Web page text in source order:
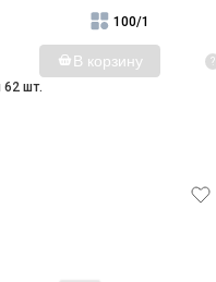
100/1
В корзину ?
62 шт.